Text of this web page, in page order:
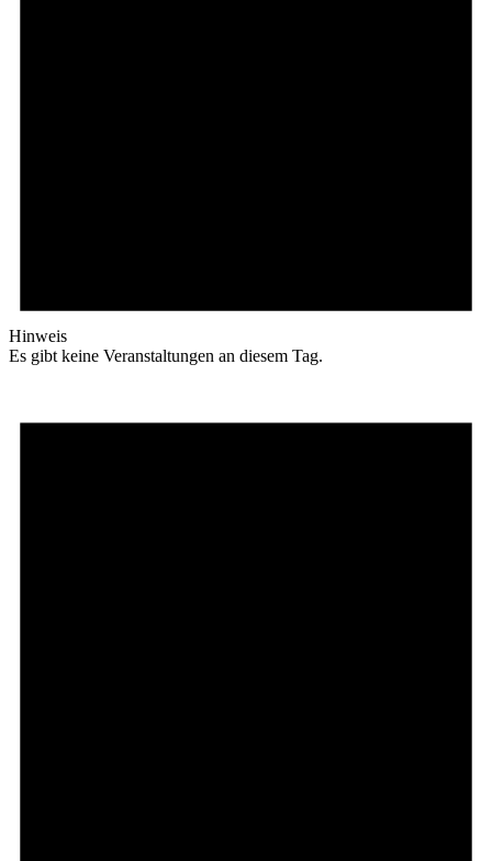
Hinweis
Es gibt keine Veranstaltungen an diesem Tag.